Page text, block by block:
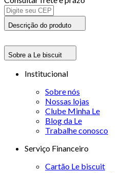
Descrição do produto
Sobre a Le biscuit
Institucional
Sobre nós
Nossas lojas
Clube Minha Le
Blog da Le
Trabalhe conosco
Serviço Financeiro
Cartão Le biscuit